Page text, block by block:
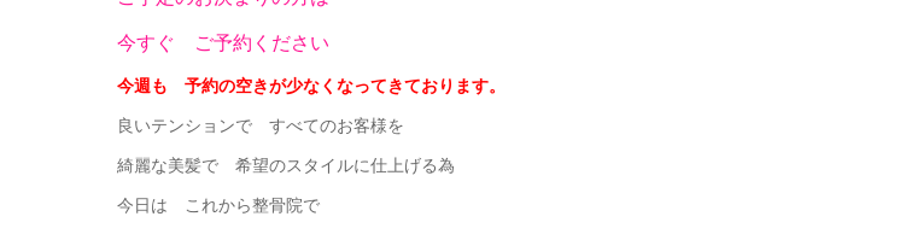
今すぐ ご予約ください
今週も 予約の空きが少なくなってきております。
良いテンションで すべてのお客様を
綺麗な美髪で 希望のスタイルに仕上げる為
今日は これから整骨院で